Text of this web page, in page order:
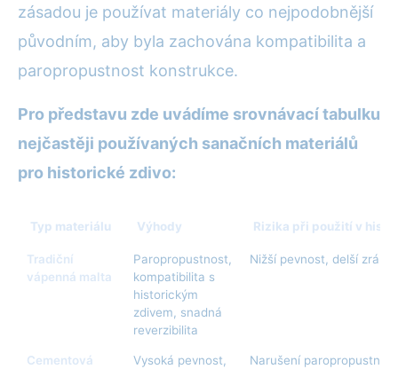
zásadou je používat materiály co nejpodobnější
původním, aby byla zachována kompatibilita a
paropropustnost konstrukce.
Pro představu zde uvádíme srovnávací tabulku
nejčastěji používaných sanačních materiálů
pro historické zdivo:
Typ materiálu Výhody Rizika při použití v
Tradiční
vápenná malta
Paropropustnost,
kompatibilita s
historickým
zdivem, snadná
reverzibilita
Nižší pevnost, delší zrání
Cementová
Vysoká pevnost,
Narušení